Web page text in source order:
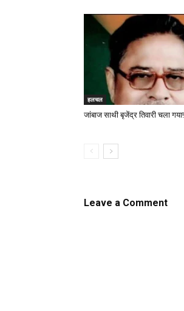
हलचल
जांबाज साथी बृजेंद्र तिवारी चला गया!
Leave a Comment